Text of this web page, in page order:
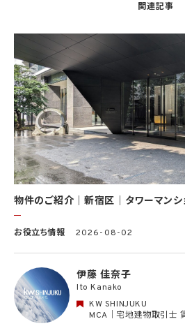
ため。なお、KWエージェントとは、KW加盟店の業務
(8) 当社サービスを介して販売等が行われる物件に関
センサー、その他KWブランドを利用して事業を行う事
告、その他インターネット上において公開するため
(9) 雇用管理及び社内手続のため（役職員の個人情
における選考及び連絡のため（応募者の個人情報に
(10) KWエージェント並びに当社及びKW加盟店の役
情報を当社又はKWライセンサーが運営するウェブサ
ら委託を受けた第三者によって運営されるウェブサイ
向けに公開される場合を含みます。）上に掲載するた
(11) 株主管理、会社法その他法令上の手続対応のた
報について）
(12) 当社のサービスを通じて実施された不動産に関
別できない形式に加工した統計データを作成するた
(13) その他、上記利用目的に付随する目的のため
る運営、サービスの利用状況等を分析した情報を用
することについて同意を撤回し又は異議を述べた場
該第三者に通知するものとします。
3. 個人情報利用目的の変更
関連記事
物件のご紹介｜新宿区｜タワーマンシ
お役立ち情報 2026-08-02
伊藤 佳奈子
Ito Kanako
KW SHINJUKU
MCA｜宅地建物取引士